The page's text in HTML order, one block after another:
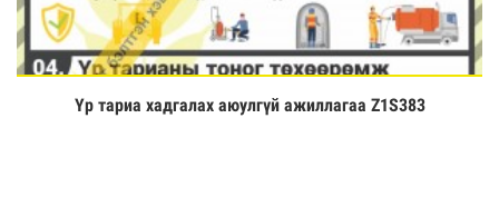
Үзэх
Үр тариа хадгалах аюулгүй ажиллагаа Z1S383